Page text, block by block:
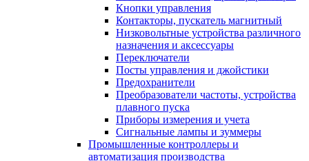
Кнопки управления
Контакторы, пускатель магнитный
Низковольтные устройства различного
назначения и аксессуары
Переключатели
Посты управления и джойстики
Предохранители
Преобразователи частоты, устройства
плавного пуска
Приборы измерения и учета
Сигнальные лампы и зуммеры
Промышленные контроллеры и
автоматизация производства